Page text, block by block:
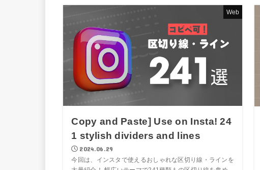
Web
Copy and Paste] Use on Insta! 24
1 stylish dividers and lines
2024.06.29
今回は、インスタで使えるおしゃれな区切り線・ラインを